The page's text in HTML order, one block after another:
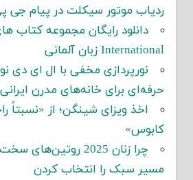
ردیاب موتور سیکلت در پیام
International زبان آلمانی
حرفه‌ای برای خانه‌های مدرن ایرانی
اخذ ویزای شینگن؛ از «نسبتاً
کابوس»
چرا زنان 2025
مسیر سبک را انتخاب کردن